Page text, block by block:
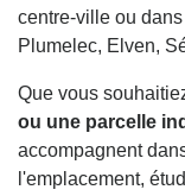
centre-ville ou
Plumelec, Elven,
Que vous
ou une parcelle
accompagnent
l'emplacement,